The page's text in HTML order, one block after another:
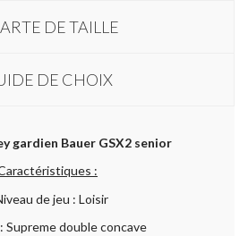
DE TAILLE
DE CHOIX
gardien Bauer GSX2 senior
:
de jeu : Loisir
Supreme double concave